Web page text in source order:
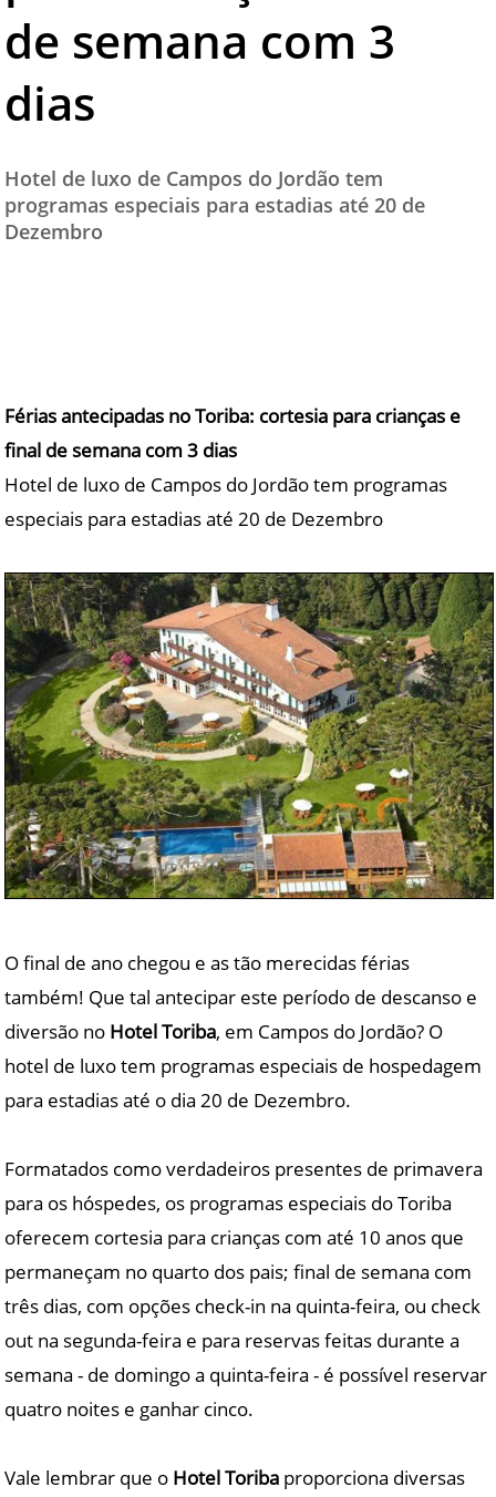
TESTADO E APROVADO
CONTATO
de semana com 3
dias
Hotel de luxo de Campos do Jordão tem
programas especiais para estadias até 20 de
Dezembro
Férias antecipadas no Toriba: cortesia para crianças e
final de semana com 3 dias
Hotel de luxo de Campos do Jordão tem programas
especiais para estadias até 20 de Dezembro
O final de ano chegou e as tão merecidas férias
também! Que tal antecipar este período de descanso e
diversão no Hotel Toriba, em Campos do Jordão? O
hotel de luxo tem programas especiais de hospedagem
para estadias até o dia 20 de Dezembro.
Formatados como verdadeiros presentes de primavera
para os hóspedes, os programas especiais do Toriba
oferecem cortesia para crianças com até 10 anos que
permaneçam no quarto dos pais; final de semana com
três dias, com opções check-in na quinta-feira, ou check
out na segunda-feira e para reservas feitas durante a
semana - de domingo a quinta-feira - é possível reservar
quatro noites e ganhar cinco.
Vale lembrar que o Hotel Toriba proporciona diversas